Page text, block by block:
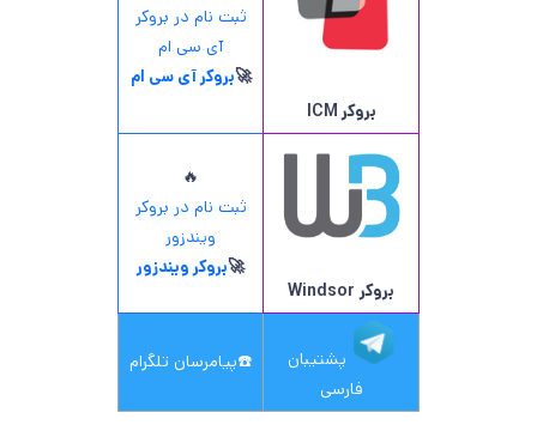
بروکر ICM
ثبت نام در بروکر
آی سی ام
🚀بروکر آی سی ام
بروکر Windsor
🔥
ثبت نام در بروکر
ویندزور
🚀بروکر ویندزور
پشتیبان
فارسی
☎️پیامرسان تلگرام